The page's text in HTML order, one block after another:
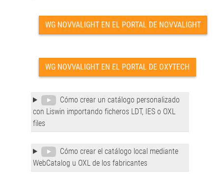
WG NOVVALIGHT EN EL PORTAL DE NOVVALIGHT
WG NOVVALIGHT EN EL PORTAL DE OXYTECH
Cómo crear un catálogo personalizado
con Liswin importando ficheros LDT, IES o OXL
files
Cómo crear el catálogo local mediante
WebCatalog u OXL de los fabricantes